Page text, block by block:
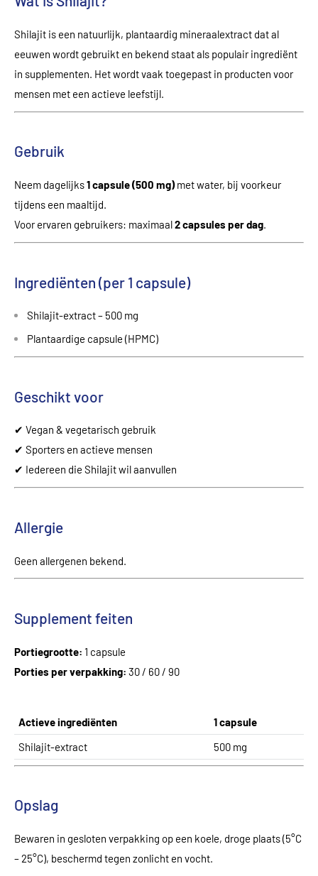
Shilajit is een natuurlijk, plantaardig mineraalextract dat al
eeuwen wordt gebruikt en bekend staat als populair ingrediënt
in supplementen. Het wordt vaak toegepast in producten voor
mensen met een actieve leefstijl.
Gebruik
Neem dagelijks1 capsule (500 mg)met water, bij voorkeur
tijdens een maaltijd.
Voor ervaren gebruikers: maximaal2 capsules per dag.
Ingrediënten (per 1 capsule)
Shilajit-extract – 500 mg
Plantaardige capsule (HPMC)
Geschikt voor
✔ Vegan & vegetarisch gebruik
✔ Sporters en actieve mensen
✔ Iedereen die Shilajit wil aanvullen
Allergie
Geen allergenen bekend.
Supplement feiten
Portiegrootte: 1 capsule
Porties per verpakking: 30 / 60 / 90
Actieve ingrediënten
1 capsule
Shilajit-extract
500 mg
Opslag
Bewaren in gesloten verpakking op een koele, droge plaats (5°C
– 25°C), beschermd tegen zonlicht en vocht.